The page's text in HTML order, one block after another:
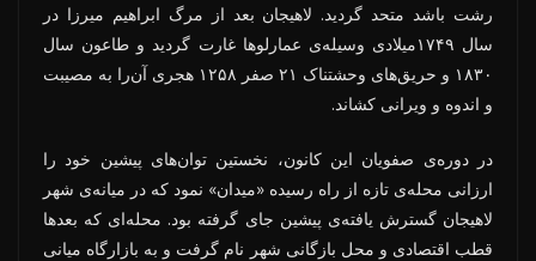
رشت باشد متحد گردید. لاهیجان بعد از مرگ ابراهیم میرزا در
سال ۱۷۴۹میلادی وسیله‌ی عمارلوها غارت گردید و طاعون سال
۱۸۳۰ و حریق‌های وحشتناک ۲۱ صفر ۱۲۵۸ هجری آن‌را به مصیبت
و اندوه و ویرانی کشاند.
در دوره‌ی صفویان این کانون، نخستین توان‌های پیشین خود را
ارزانی محله‌ی تازه از راه رسیده «میدان» نمود که در میانه‌ی شهر
لاهیجان گسترش یافته‌ی پیشین جای گرفته بود. محله‌ای که بعدها
قطب اقتصادی و محل بازگانی شهر نام گرفت و به بازارگاه میانی